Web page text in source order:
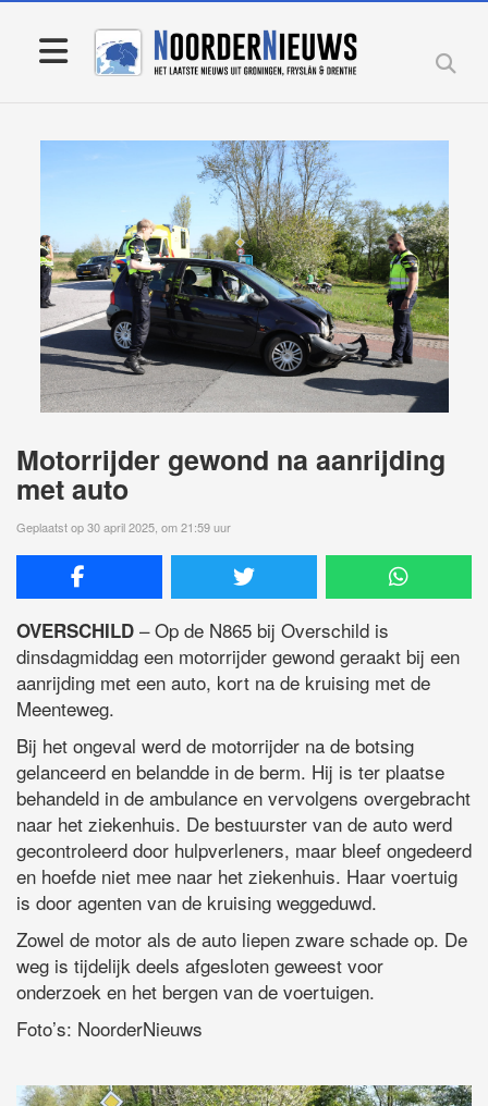
Motorrijder gewond na aanrijding
met auto
Geplaatst op 30 april 2025, om 21:59 uur
OVERSCHILD – Op de N865 bij Overschild is
dinsdagmiddag een motorrijder gewond geraakt bij een
aanrijding met een auto, kort na de kruising met de
Meenteweg.
Bij het ongeval werd de motorrijder na de botsing
gelanceerd en belandde in de berm. Hij is ter plaatse
behandeld in de ambulance en vervolgens overgebracht
naar het ziekenhuis. De bestuurster van de auto werd
gecontroleerd door hulpverleners, maar bleef ongedeerd
en hoefde niet mee naar het ziekenhuis. Haar voertuig
is door agenten van de kruising weggeduwd.
Zowel de motor als de auto liepen zware schade op. De
weg is tijdelijk deels afgesloten geweest voor
onderzoek en het bergen van de voertuigen.
Foto’s: NoorderNieuws